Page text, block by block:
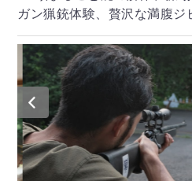
ガン猟銃体験、贅沢な満腹ジ